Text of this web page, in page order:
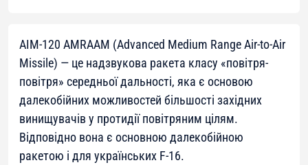
AIM-120 AMRAAM (Advanced Medium Range Air-to-Air
Missile) — це надзвукова ракета класу «повітря-
повітря» середньої дальності, яка є основою
далекобійних можливостей більшості західних
винищувачів у протидії повітряним цілям.
Відповідно вона є основною далекобійною
ракетою і для українських F-16.